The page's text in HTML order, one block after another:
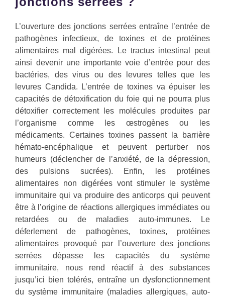
L’ouverture des jonctions serrées entraîne l’entrée de
pathogènes infectieux, de toxines et de protéines
alimentaires mal digérées. Le tractus intestinal peut
ainsi devenir une importante voie d’entrée pour des
bactéries, des virus ou des levures telles que les
levures Candida. L’entrée de toxines va épuiser les
capacités de détoxification du foie qui ne pourra plus
détoxifier correctement les molécules produites par
l’organisme comme les œstrogènes ou les
médicaments. Certaines toxines passent la barrière
hémato-encéphalique et peuvent perturber nos
humeurs (déclencher de l’anxiété, de la dépression,
des pulsions sucrées). Enfin, les protéines
alimentaires non digérées vont stimuler le système
immunitaire qui va produire des anticorps qui peuvent
être à l’origine de réactions allergiques immédiates ou
retardées ou de maladies auto-immunes. Le
déferlement de pathogènes, toxines, protéines
alimentaires provoqué par l’ouverture des jonctions
serrées dépasse les capacités du système
immunitaire, nous rend réactif à des substances
jusqu’ici bien tolérés, entraîne un dysfonctionnement
du système immunitaire (maladies allergiques, auto-